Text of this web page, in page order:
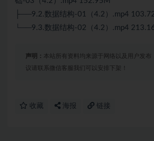
├──9.2.数据结构-01（4.2）.mp4
└──9.3.数据结构-02（4.2）.mp4
声明： 本站所有资料均来源于网络以及用户发布
议请联系微信客服我们可以安排下架！
收藏 海报 链接